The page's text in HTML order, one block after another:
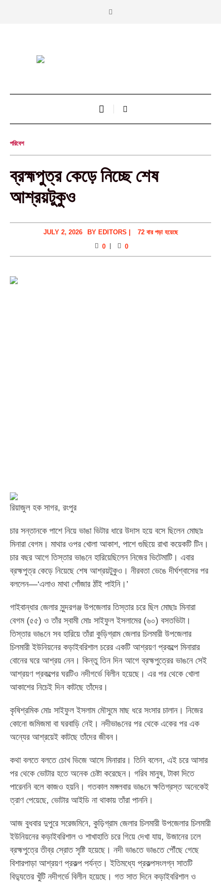
পরিবেশ
ব্রহ্মপুত্র কেড়ে নিচ্ছে শেষ
আশ্রয়টুকুও
JULY 2, 2026 BY EDITORS
72 বার পড়া হয়েছে
0
0
রিয়াজুল হক সাগর, রংপুর
চার সন্তানকে পাশে নিয়ে ভাঙা ভিটার ধারে উদাস হয়ে বসে ছিলেন মোছাঃ
মিনারা বেগম। মাথার ওপর খোলা আকাশ, পাশে গুছিয়ে রাখা কয়েকটি টিন।
চার বছর আগে তিস্তার ভাঙনে হারিয়েছিলেন নিজের ভিটেমাটি। এবার
ব্রহ্মপুত্র কেড়ে নিয়েছে শেষ আশ্রয়টুকুও। নীরবতা ভেঙে দীর্ঘশ্বাসের পর
বললেন—‘এলাও মাথা গোঁজার ঠাঁই পাইনি।’
গাইবান্ধার জেলার সুন্দরগঞ্জ উপজেলার তিস্তার চরে ছিল মোছাঃ মিনারা
বেগম (৫৫) ও তাঁর স্বামী মোঃ সাইফুল ইসলামের (৬০) বসতভিটা।
তিস্তার ভাঙনে সব হারিয়ে তাঁরা কুড়িগ্রাম জেলার চিলমারী উপজেলার
চিলমারী ইউনিয়নের কড়াইবরিশাল চরের একটি আশ্রয়ণ প্রকল্পে মিনারার
বোনের ঘরে আশ্রয় নেন। কিন্তু তিন দিন আগে ব্রহ্মপুত্রের ভাঙনে সেই
আশ্রয়ণ প্রকল্পের ঘরটিও নদীগর্ভে বিলীন হয়েছে। এর পর থেকে খোলা
আকাশের নিচেই দিন কাটছে তাঁদের।
কৃষিশ্রমিক মোঃ সাইফুল ইসলাম মৌসুমে মাছ ধরে সংসার চালান। নিজের
কোনো জমিজমা বা ঘরবাড়ি নেই। নদীভাঙনের পর থেকে একের পর এক
অন্যের আশ্রয়েই কাটছে তাঁদের জীবন।
কথা বলতে বলতে চোখ ভিজে আসে মিনারার। তিনি বলেন, এই চরে আসার
পর থেকে ভোটার হতে অনেক চেষ্টা করেছেন। গরিব মানুষ, টাকা দিতে
পারেননি বলে কাজও হয়নি। গতকাল মঙ্গলবার ভাঙনে ক্ষতিগ্রস্ত অনেকেই
ত্রাণ পেয়েছে, ভোটার আইডি না থাকায় তাঁরা পাননি।
আজ বুধবার দুপুরে সরেজমিনে, কুড়িগ্রাম জেলার চিলমারী উপজেলার চিলমারী
ইউনিয়নের কড়াইবরিশাল ও শাখাহাতি চরে গিয়ে দেখা যায়, উজানের ঢলে
ব্রহ্মপুত্রে তীব্র স্রোত সৃষ্টি হয়েছে। নদী ভাঙতে ভাঙতে পৌঁছে গেছে
বিশারপাড়া আশ্রয়ণ প্রকল্প পর্যন্ত। ইতিমধ্যে প্রকল্পসংলগ্ন সাতটি
বিদ্যুতের খুঁটি নদীগর্ভে বিলীন হয়েছে। গত সাত দিনে কড়াইবরিশাল ও